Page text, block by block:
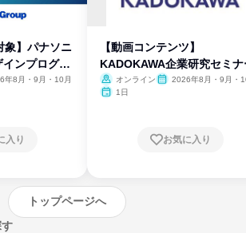
象】パナソニ
インプログラ
年8月・9月・10月
入り
【動画コンテンツ】
KADOKAWA企業研究セミナ
オンライン
2026年8月・9月・
1日
お気に入り
トップページへ